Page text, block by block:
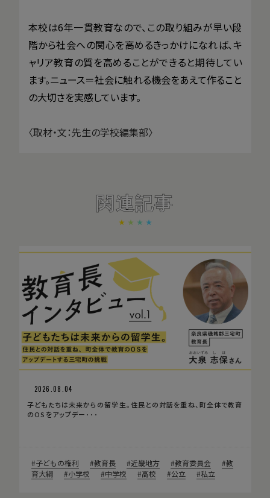
本校は6年一貫教育なので、この取り組みが早い段
階から社会への関心を高めるきっかけになれば、キ
ャリア教育の質を高めることができると期待してい
ます。ニュース＝社会に触れる機会をあえて作ること
の大切さを実感しています。
〈取材・文：先生の学校編集部〉
関連記事
2026.08.04
子どもたちは未来からの留学生。住民との対話を重ね、町全体で教育
のOSをアップデー･･･
子どもの権利 教育長 近畿地方 教育委員会
教
育大綱
小学校 中学校 高校 公立 私立